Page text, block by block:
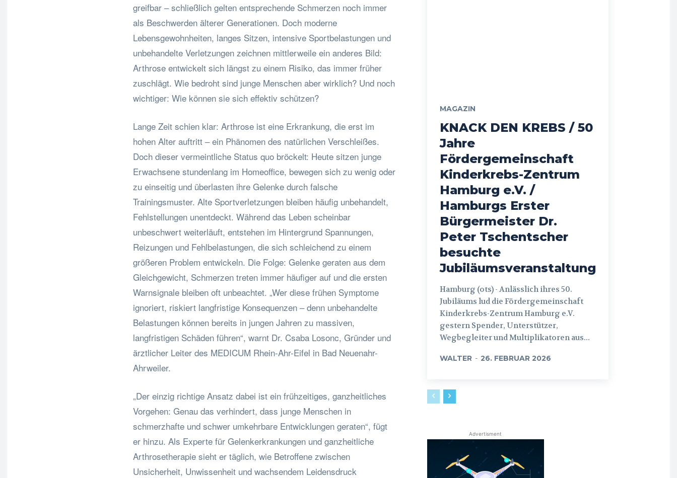
greifbar – schließlich gelten entsprechende Schmerzen noch immer
als Beschwerden älterer Generationen. Doch moderne
Lebensgewohnheiten, langes Sitzen, intensive Sportbelastungen und
unbehandelte Verletzungen zeichnen mittlerweile ein anderes Bild:
Arthrose entwickelt sich längst zu einem Risiko, das immer früher
zuschlägt. Wie bedroht sind junge Menschen aber wirklich? Und noch
wichtiger: Wie können sie sich effektiv schützen?
Lange Zeit schien klar: Arthrose ist eine Erkrankung, die erst im
hohen Alter auftritt – ein Phänomen des natürlichen Verschleißes.
Doch dieser vermeintliche Status quo bröckelt: Heute sitzen junge
Erwachsene stundenlang im Homeoffice, bewegen sich zu wenig oder
zu einseitig und überlasten ihre Gelenke durch falsche
Trainingsmuster. Alte Sportverletzungen bleiben häufig unbehandelt,
Fehlstellungen unentdeckt. Während das Leben scheinbar
unbeschwert weiterläuft, entstehen im Hintergrund Spannungen,
Reizungen und Fehlbelastungen, die sich schleichend zu einem
größeren Problem entwickeln. Die Folge: Gelenke geraten aus dem
Gleichgewicht, Schmerzen treten immer häufiger auf und die ersten
Warnsignale bleiben oft unbeachtet. „Wer diese frühen Symptome
ignoriert, riskiert langfristige Konsequenzen – denn unbehandelte
Belastungen können bereits in jungen Jahren zu massiven,
langfristigen Schäden führen“, warnt Dr. Csaba Losonc, Gründer und
ärztlicher Leiter des MEDICUM Rhein-Ahr-Eifel in Bad Neuenahr-
Ahrweiler.
„Der einzig richtige Ansatz dabei ist ein frühzeitiges, ganzheitliches
Vorgehen: Genau das verhindert, dass junge Menschen in
schmerzhafte und schwer umkehrbare Entwicklungen geraten“, fügt
er hinzu. Als Experte für Gelenkerkrankungen und ganzheitliche
Arthrosetherapie sieht er täglich, wie Betroffene zwischen
Unsicherheit, Unwissenheit und wachsendem Leidensdruck
MAGAZIN
KNACK DEN KREBS / 50
Jahre
Fördergemeinschaft
Kinderkrebs-Zentrum
Hamburg e.V. /
Hamburgs Erster
Bürgermeister Dr.
Peter Tschentscher
besuchte
Jubiläumsveranstaltung
Hamburg (ots) - Anlässlich ihres 50.
Jubiläums lud die Fördergemeinschaft
Kinderkrebs-Zentrum Hamburg e.V.
gestern Spender, Unterstützer,
Wegbegleiter und Multiplikatoren aus...
WALTER - 26. FEBRUAR 2026
Advertisment